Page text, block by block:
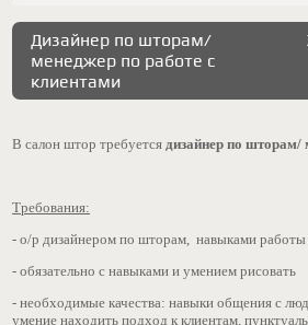
Дизайнер по шторам/
менеджер по работе с
клиентами
В салон штор требуется дизайнер по шторам/
Требования:
- о/р дизайнером по шторам, навыками работы
- обязательно с навыками и умением рисовать
- необходимые качества: навыки общения с
умение находить подход к клиентам,